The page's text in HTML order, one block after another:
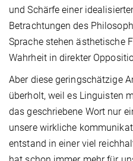
und Schärfe einer
Betrachtungen des
Sprache stehen ästhetische
Wahrheit in direkter
Aber diese geringschätzige
überholt, weil es Linguisten
das geschriebene Wort nur
unsere wirkliche
entstand in einer viel